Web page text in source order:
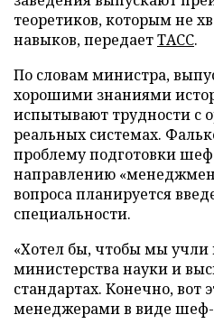
теоретиков, которым не
навыков, передаетТАСС.
По словам министра,
хорошими знаниями
испытывают трудности с
реальных системах.
проблему подготовки
направлению
вопроса планируется
специальности.
«Хотел бы, чтобы мы
министерства науки и
стандартах. Конечно, вот
менеджерами в виде шеф-